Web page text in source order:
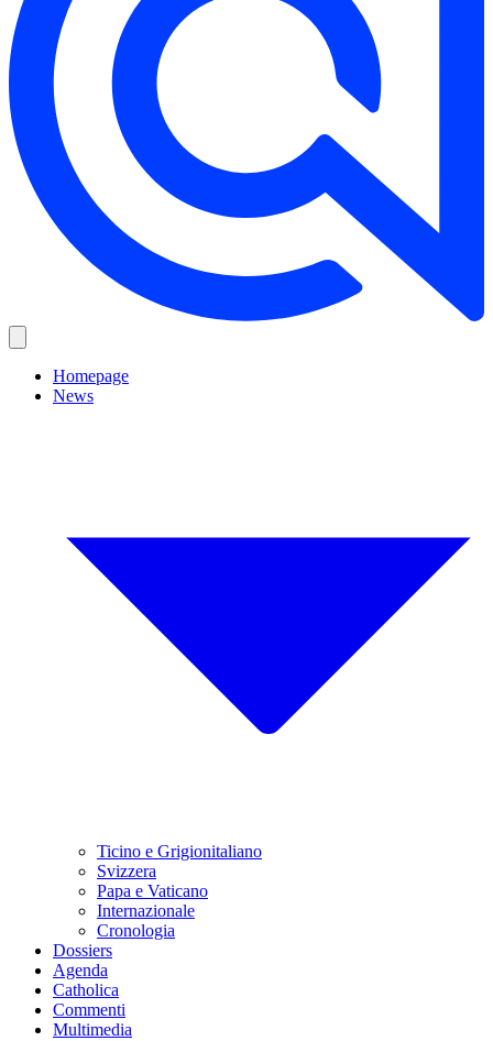
Homepage
News
Ticino e Grigionitaliano
Svizzera
Papa e Vaticano
Internazionale
Cronologia
Dossiers
Agenda
Catholica
Commenti
Multimedia